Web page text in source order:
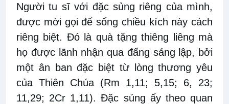
Người tu sĩ với đặc sủng riêng của mình,
được mời gọi để sống chiều kích này cách
riêng biệt. Đó là quà tặng thiêng liêng mà
họ được lãnh nhận qua đấng sáng lập, bởi
một ân ban đặc biệt từ lòng thương yêu
của Thiên Chúa (Rm 1,11; 5,15; 6, 23;
11,29; 2Cr 1,11). Đặc sủng ấy theo quan